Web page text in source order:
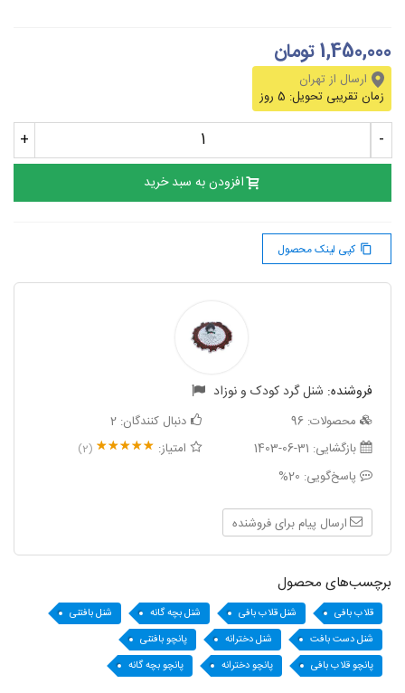
1,450,000 تومان
ارسال از تهران
زمان تقریبی تحویل: 5 روز
-
+
افزودن به سبد خرید
content_copy کپی لینک محصول
فروشنده: شنل گرد کودک و نوزاد
96
2
1403-06-31
(2)
20%
ارسال پیام برای فروشنده
برچسب‌های محصول
قلاب بافی شنل قلاب بافی شنل بچه گانه
شنل بافتنی
شنل دست بافت
شنل دخترانه
پانچو بافتنی
پانچو قلاب بافی
پانچو دخترانه پانچو بچه گانه